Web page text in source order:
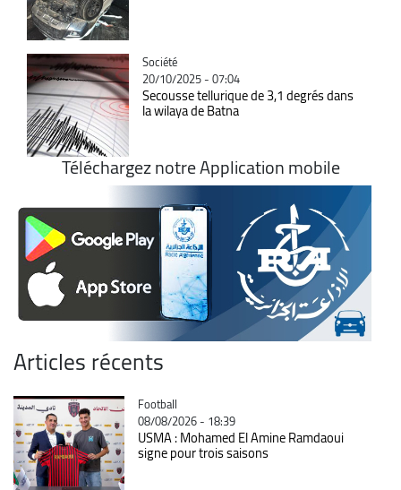
Catégorie
Société
20/10/2025 - 07:04
Secousse tellurique de 3,1 degrés dans
la wilaya de Batna
Téléchargez notre Application mobile
Articles récents
Catégorie
Football
08/08/2026 - 18:39
USMA : Mohamed El Amine Ramdaoui
signe pour trois saisons